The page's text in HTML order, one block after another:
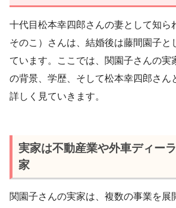
十代目松本幸四郎さんの妻として知ら
そのこ）さんは、結婚後は藤間園子と
ています。ここでは、関園子さんの実
の背景、学歴、そして松本幸四郎さん
詳しく見ていきます。
実家は不動産業や外車ディー
家
関園子さんの実家は、複数の事業を展